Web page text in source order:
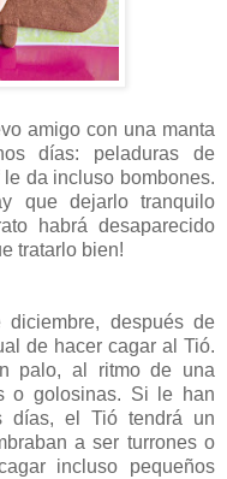
amigo con una manta
días: peladuras de
da incluso bombones.
que dejarlo tranquilo
habrá desaparecido
tratarlo bien!
después de
de hacer cagar al Tió.
palo, al ritmo de una
o golosinas. Si le han
días, el Tió tendrá un
a ser turrones o
incluso pequeños